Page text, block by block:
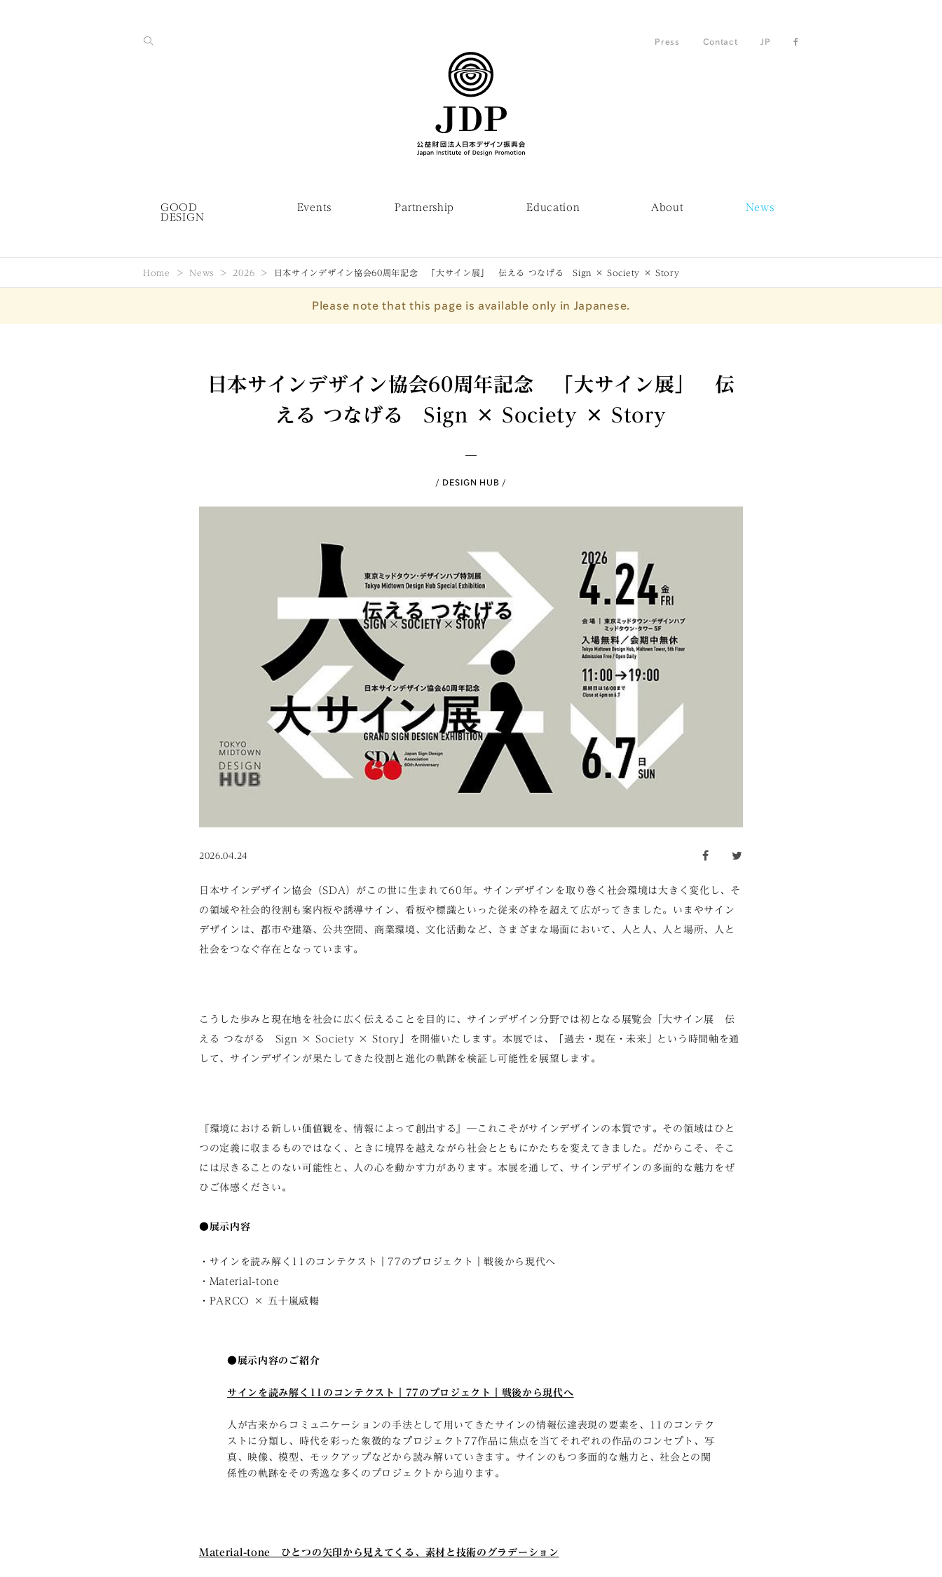
Press Contact JP
GOOD
DESIGN
Events Partnership Education About News
Home News 2026 日本サインデザイン協会60周年記念 「大サイン展」 伝える つなげる Sign × Society × Story
Please note that this page is available only in Japanese.
日本サインデザイン協会60周年記念 「大サイン展」 伝
える つなげる Sign × Society × Story
DESIGN HUB
2026.04.24 facebook
日本サインデザイン協会（SDA）がこの世に生まれて60年。サインデザインを取り巻く社会環境は大きく変化し、そ
の領域や社会的役割も案内板や誘導サイン、看板や標識といった従来の枠を超えて広がってきました。いまやサイン
デザインは、都市や建築、公共空間、商業環境、文化活動など、さまざまな場面において、人と人、人と場所、人と
社会をつなぐ存在となっています。
こうした歩みと現在地を社会に広く伝えることを目的に、サインデザイン分野では初となる展覧会「大サイン展 伝
える つながる Sign × Society × Story」を開催いたします。本展では、「過去・現在・未来」という時間軸を通
して、サインデザインが果たしてきた役割と進化の軌跡を検証し可能性を展望します。
『環境における新しい価値観を、情報によって創出する』─これこそがサインデザインの本質です。その領域はひと
つの定義に収まるものではなく、ときに境界を越えながら社会とともにかたちを変えてきました。だからこそ、そこ
には尽きることのない可能性と、人の心を動かす力があります。本展を通して、サインデザインの多面的な魅力をぜ
ひご体感ください。
●展示内容
・サインを読み解く11のコンテクスト｜77のプロジェクト｜戦後から現代へ
・Material-tone
・PARCO × 五十嵐威暢
●展示内容のご紹介
サインを読み解く11のコンテクスト｜77のプロジェクト｜戦後から現代へ
人が古来からコミュニケーションの手法として用いてきたサインの情報伝達表現の要素を、11のコンテク
ストに分類し、時代を彩った象徴的なプロジェクト77作品に焦点を当てそれぞれの作品のコンセプト、写
真、映像、模型、モックアップなどから読み解いていきます。サインのもつ多面的な魅力と、社会との関
係性の軌跡をその秀逸な多くのプロジェクトから辿ります。
Material-tone ひとつの矢印から見えてくる、素材と技術のグラデーション